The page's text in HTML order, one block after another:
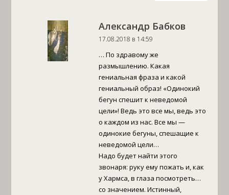
Александр Бабков
17.08.2018 в 14:59
… По здравому же
размышлению. Какая
гениальная фраза и какой
гениальный образ! «Одинокий
бегун спешит к неведомой
цели»! Ведь это все мы, ведь это
о каждом из нас. Все мы —
одинокие бегуны, спешащие к
неведомой цели…
Надо будет найти этого
звонаря: руку ему пожать и, как
у Хармса, в глаза посмотреть…
со значением. Истинный,